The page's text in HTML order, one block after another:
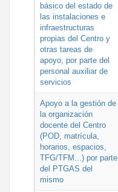
básico del estado de
las instalaciones e
infraestructuras
propias del Centro y
otras tareas de
apoyo, por parte del
personal auxiliar de
servicios
Apoyo a la gestión de
la organización
docente del Centro
(POD, matrícula,
horarios, espacios,
TFG/TFM...) por parte
del PTGAS del
mismo